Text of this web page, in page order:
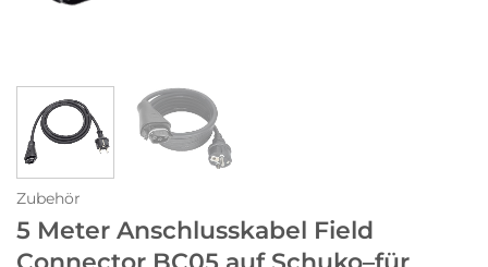
Zubehör
5 Meter Anschlusskabel Field